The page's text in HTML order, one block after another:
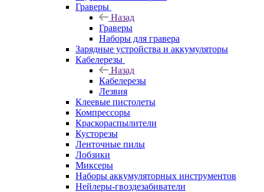
Граверы
Назад
Граверы
Наборы для гравера
Зарядные устройства и аккумуляторы
Кабелерезы
Назад
Кабелерезы
Лезвия
Клеевые пистолеты
Компрессоры
Краскораспылители
Кусторезы
Ленточные пилы
Лобзики
Миксеры
Наборы аккумуляторных инструментов
Нейлеры-гвоздезабиватели